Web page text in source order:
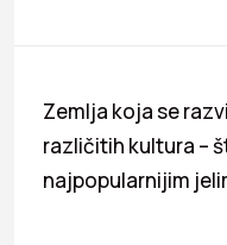
Zemlja koja se
različitih kultura –
najpopularnijim